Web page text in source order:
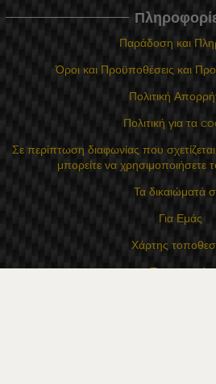
Παράδοση και
Όροι και Προϋποθέσεις και
Πολιτική
Πολιτική για τα
Σε περίπτωση διαφωνίας που
μπορείτε να χρησιμοποιήσετε
Τα δικαιώματά
Για Εμάς
Χάρτης
Επικοινωνία